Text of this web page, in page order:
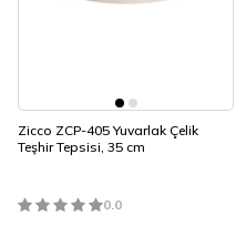
Zicco ZCP-405 Yuvarlak Çelik
Teşhir Tepsisi, 35 cm
0.0